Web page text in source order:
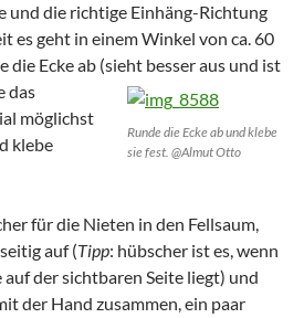
und die richtige Einhäng-Richtung
es geht in einem Winkel von ca. 60
die Ecke ab (sieht besser aus und ist
das
Runde die Ecke ab und klebe
sie fest. @Almut Otto
möglichst
klebe
für die Nieten in den Fellsaum,
auf (Tipp: hübscher ist es, wenn
der sichtbaren Seite liegt) und
der Hand zusammen, ein paar